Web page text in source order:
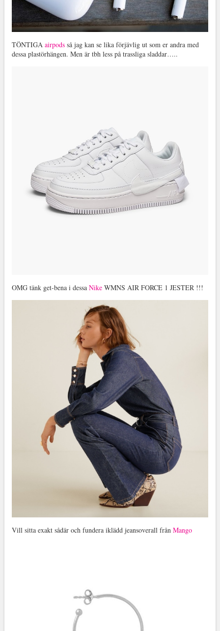
TÖNTIGA airpodsså jag kan se lika förjävlig ut som er andra med
dessa plastörhängen. Men är tbh less på trassliga sladdar…..
OMG tänk get-bena i dessa NikeWMNS AIR FORCE 1 JESTER !!!
Vill sitta exakt sådär och fundera iklädd jeansoverall från Mango